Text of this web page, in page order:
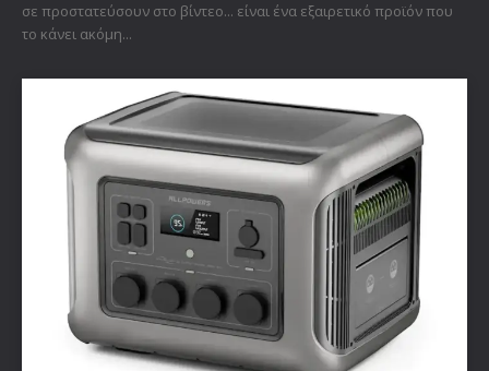
σε προστατεύσουν στο βίντεο... είναι ένα εξαιρετικό προϊόν που
το κάνει ακόμη...